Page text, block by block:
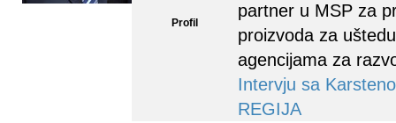
Profil
partner u MSP za
proizvoda za
agencijama za
Intervju sa
REGIJA